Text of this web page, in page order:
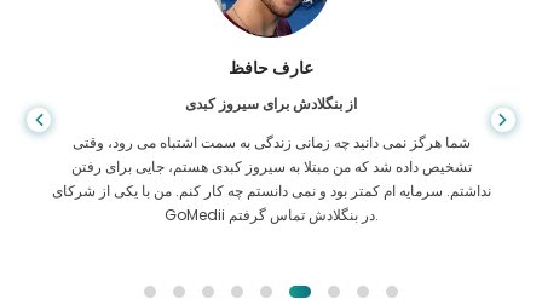
عارف حافظ
از بنگلادش برای سیروز کبدی
شما هرگز نمی دانید چه زمانی زندگی به سمت اشتباه می رود، وقتی
تشخیص داده شد که من مبتلا به سیروز کبدی هستم، جایی برای رفتن
نداشتم. سرمایه ام کمتر بود و نمی دانستم چه کار کنم. من با یکی از شرکای
GoMedii در بنگلادش تماس گرفتم.